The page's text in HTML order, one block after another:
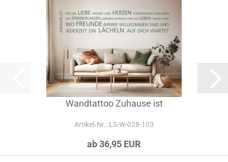
Wandtattoo Zuhause ist
Artikel‑Nr.: LS-W-028-103
ab 36,95 EUR